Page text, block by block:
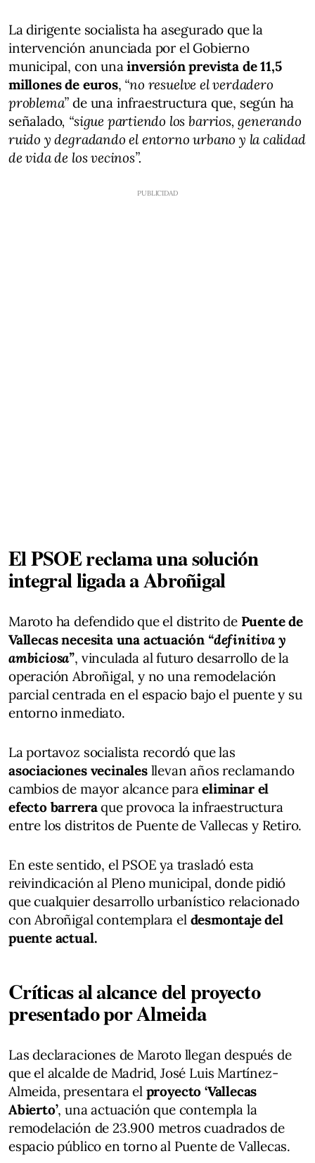
La dirigente socialista ha asegurado que la
intervención anunciada por el Gobierno
municipal, con unainversión prevista de 11,5
millones de euros, “no resuelve el verdadero
problema” de una infraestructura que, según ha
señalado, “sigue partiendo los barrios, generando
ruido y degradando el entorno urbano y la calidad
de vida de los vecinos”.
El PSOE reclama una solución
integral ligada a Abroñigal
Maroto ha defendido que el distrito de Puente de
Vallecas necesita una actuación “definitiva y
ambiciosa”, vinculada al futuro desarrollo de la
operación Abroñigal, y no una remodelación
parcial centrada en el espacio bajo el puente y su
entorno inmediato.
La portavoz socialista recordó que las
asociaciones vecinalesllevan años reclamando
cambios de mayor alcance paraeliminar el
efecto barreraque provoca la infraestructura
entre los distritos de Puente de Vallecas y Retiro.
En este sentido, el PSOE ya trasladó esta
reivindicación al Pleno municipal, donde pidió
que cualquier desarrollo urbanístico relacionado
con Abroñigal contemplara el desmontaje del
puente actual.
Críticas al alcance del proyecto
presentado por Almeida
Las declaraciones de Maroto llegan después de
que el alcalde de Madrid, José Luis Martínez-
Almeida, presentara el proyecto ‘Vallecas
Abierto’, una actuación que contempla la
remodelación de 23.900 metros cuadrados de
espacio público en torno al Puente de Vallecas.